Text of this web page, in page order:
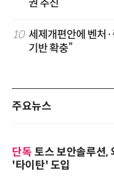
권 추진
10 세제개편안에 벤처
기반 확충”
주요뉴스
단독 토스 보안솔루션,
'타이탄' 도입